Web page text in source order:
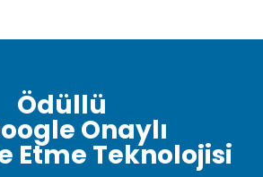
Ödüllü
Onaylı
Etme Teknolojisi